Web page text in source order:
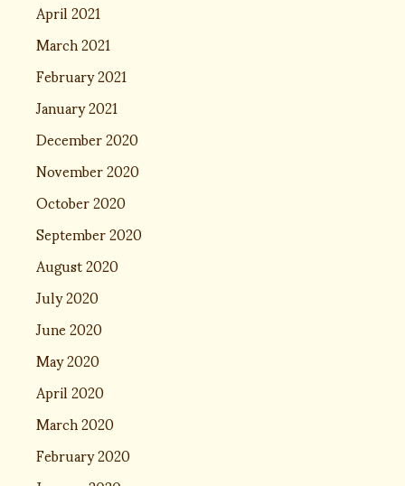
April 2021
March 2021
February 2021
January 2021
December 2020
November 2020
October 2020
September 2020
August 2020
July 2020
June 2020
May 2020
April 2020
March 2020
February 2020